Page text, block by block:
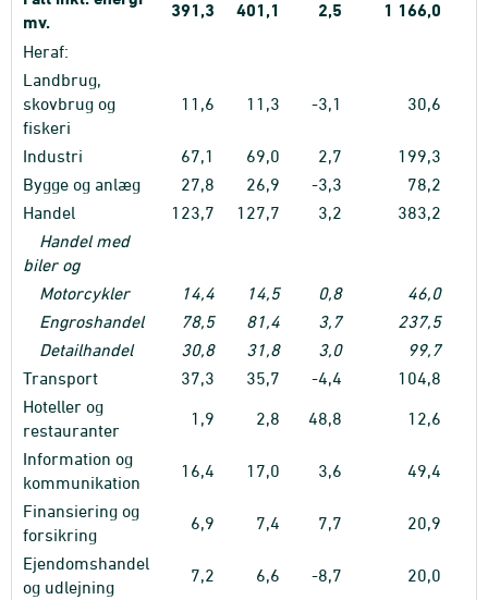
mv.
391,3 401,1 2,5 1 166,0
Heraf:
Landbrug,
skovbrug og
fiskeri
11,6 11,3 -3,1 30,6
Industri 67,1 69,0 2,7
199,3
Bygge og anlæg
27,8 26,9 -3,3
78,2
Handel
123,7 127,7 3,2
383,2
Handel med
biler og
Motorcykler
14,4 14,5 0,8
46,0
Engroshandel
78,5 81,4 3,7
237,5
Detailhandel
30,8 31,8 3,0
99,7
Transport
37,3 35,7 -4,4
104,8
Hoteller og
restauranter
1,9 2,8 48,8 12,6
Information og
kommunikation
16,4 17,0 3,6 49,4
Finansiering og
forsikring
6,9 7,4 7,7 20,9
Ejendomshandel
og udlejning
7,2 6,6 -8,7 20,0